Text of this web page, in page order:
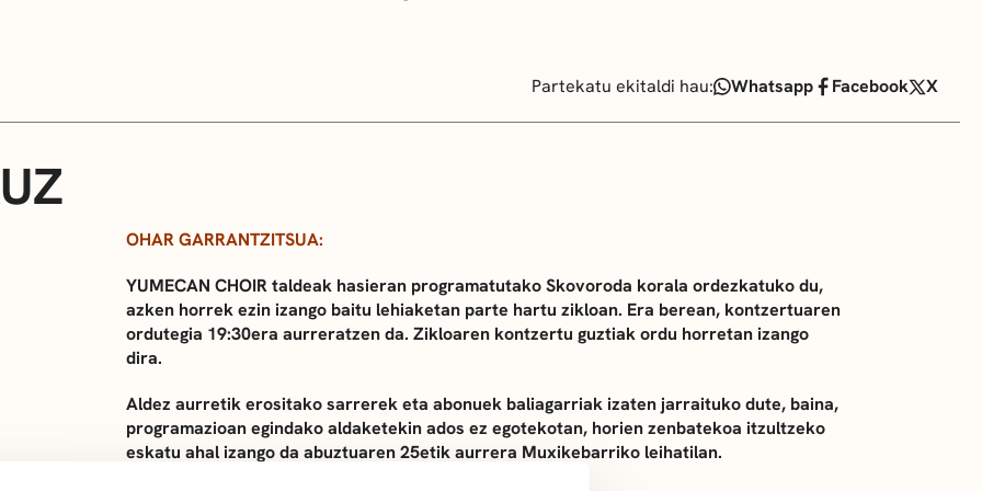
Partekatu ekitaldi hau: Whatsapp Facebook X
OHAR GARRANTZITSUA:
YUMECAN CHOIR taldeak hasieran programatutako Skovoroda korala ordezkatuko du,
azken horrek ezin izango baitu lehiaketan parte hartu zikloan. Era berean, kontzertuaren
ordutegia 19:30era aurreratzen da. Zikloaren kontzertu guztiak ordu horretan izango
dira.
Aldez aurretik erositako sarrerek eta abonuek baliagarriak izaten jarraituko dute, baina,
programazioan egindako aldaketekin ados ez egotekotan, horien zenbatekoa itzultzeko
eskatu ahal izango da abuztuaren 25etik aurrera Muxikebarriko leihatilan.